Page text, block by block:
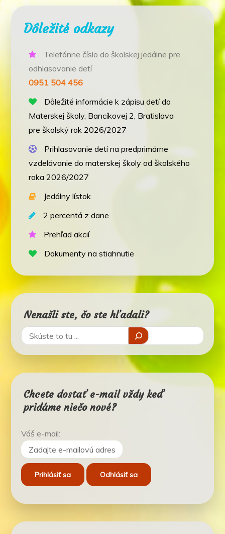
Dôležité odkazy
Telefónne číslo do školskej jedálne pre
odhlasovanie detí
0951 504 456
Dôležité informácie k zápisu detí do
Materskej školy, Bancíkovej 2, Bratislava
pre školský rok 2026/2027
Prihlasovanie detí na predprimárne
vzdelávanie do materskej školy od školského
roka 2026/2027
Jedálny lístok
2 percentá z dane
Prehľad akcií
Dokumenty na stiahnutie
Nenašli ste, čo ste hľadali?
Chcete dostať e-mail vždy keď
pridáme niečo nové?
Váš e-mail: